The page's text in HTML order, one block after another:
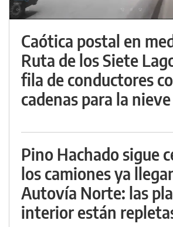
Caótica postal en
Ruta de los Siete
fila de conductores
cadenas para la nieve
Pino Hachado sigue
los camiones ya
Autovía Norte: las
interior están